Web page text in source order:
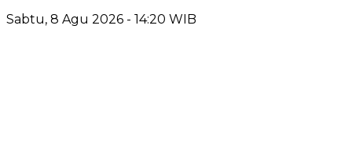
Sabtu, 8 Agu 2026 - 14:20 WIB